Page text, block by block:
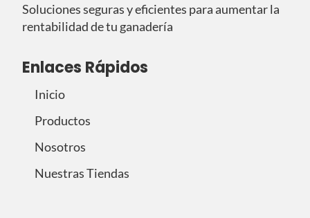
Soluciones seguras y eficientes para aumentar la
rentabilidad de tu ganadería
Enlaces Rápidos
Inicio
Productos
Nosotros
Nuestras Tiendas